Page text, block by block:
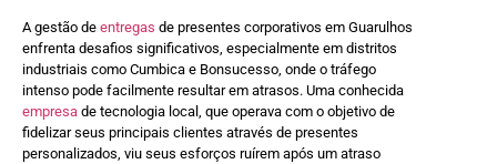
A gestão de entregas de presentes corporativos em Guarulhos
enfrenta desafios significativos, especialmente em distritos
industriais como Cumbica e Bonsucesso, onde o tráfego
intenso pode facilmente resultar em atrasos. Uma conhecida
empresa de tecnologia local, que operava com o objetivo de
fidelizar seus principais clientes através de presentes
personalizados, viu seus esforços ruírem após um atraso